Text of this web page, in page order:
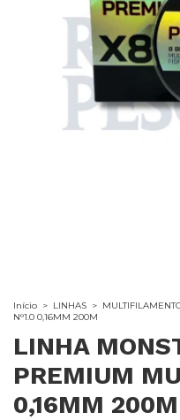
Início > LINHAS >
N°1.0 0,16MM 200M
LINHA
PREMIUM
0,16MM 200M